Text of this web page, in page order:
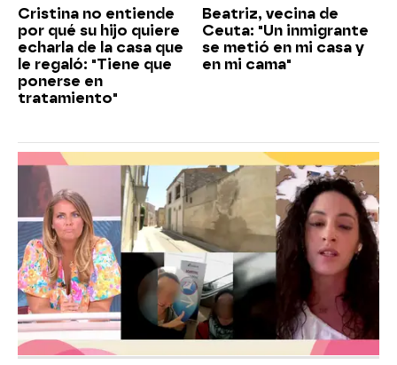
Cristina no entiende
por qué su hijo quiere
echarla de la casa que
le regaló: "Tiene que
ponerse en
tratamiento"
Beatriz, vecina de
Ceuta: "Un inmigrante
se metió en mi casa y
en mi cama"